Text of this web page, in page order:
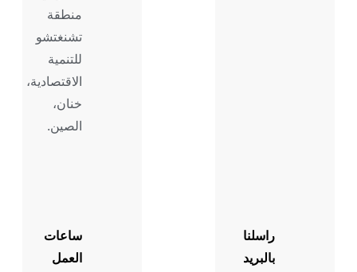
منطقة
تشنغتشو
للتنمية
الاقتصادية،
خنان،
الصين.
راسلنا
بالبريد
ساعات
العمل